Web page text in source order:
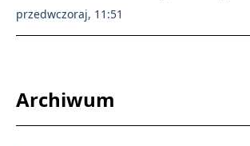
przedwczoraj, 11:51
Archiwum